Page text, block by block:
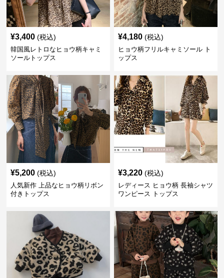
¥3,400 (税込)
韓国風レトロなヒョウ柄キャミ
ソールトップス
¥4,180 (税込)
ヒョウ柄フリルキャミソール ト
ップス
¥5,200 (税込)
人気新作 上品なヒョウ柄リボン
付きトップス
¥3,220 (税込)
レディース ヒョウ柄 長袖シャツ
ワンピース トップス